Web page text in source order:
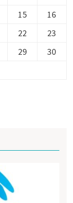
15
16
22
23
29
30